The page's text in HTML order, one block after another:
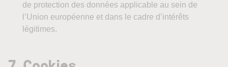
de protection des données applicable au sein de
l’Union européenne et dans le cadre d’intérêts
légitimes.